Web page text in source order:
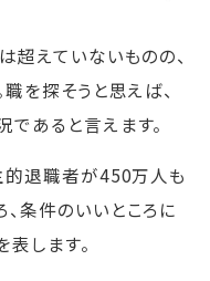
えていないものの、
を探そうと思えば、
であると言えます。
的退職者が450万人も
条件のいいところに
します。